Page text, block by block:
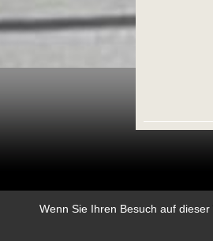
Wenn Sie Ihren Besuch auf